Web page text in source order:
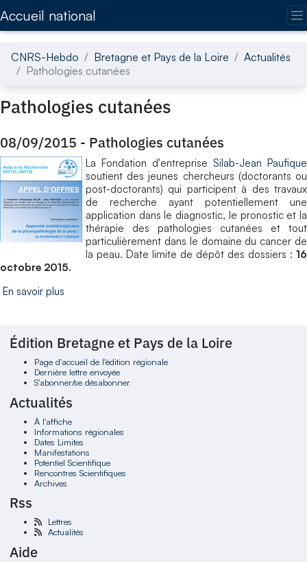
Accueil national
CNRS-Hebdo Bretagne et Pays de la Loire
Actualités
Pathologies cutanées
Pathologies cutanées
08/09/2015 - Pathologies cutanées
La Fondation d'entreprise Silab-Jean Paufique
soutient des jeunes chercheurs (doctorants ou
post-doctorants) qui participent à des travaux
de recherche ayant potentiellement une
application dans le diagnostic, le pronostic et la
thérapie des pathologies cutanées et tout
particulièrement dans le domaine du cancer de
la peau. Date limite de dépôt des dossiers : 16
octobre 2015.
En savoir plus
Édition Bretagne et Pays de la Loire
Page d'accueil de l'édition régionale
Dernière lettre envoyée
S'abonner/se désabonner
Actualités
À l'affiche
Informations régionales
Dates Limites
Manifestations
Potentiel Scientifique
Rencontres Scientifiques
Archives
Rss
Lettres
Actualités
Aide